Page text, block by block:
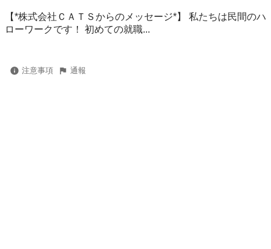
【*株式会社ＣＡＴＳからのメッセージ*】 私たちは民間のハ
ローワークです！ 初めての就職...
注意事項 通報